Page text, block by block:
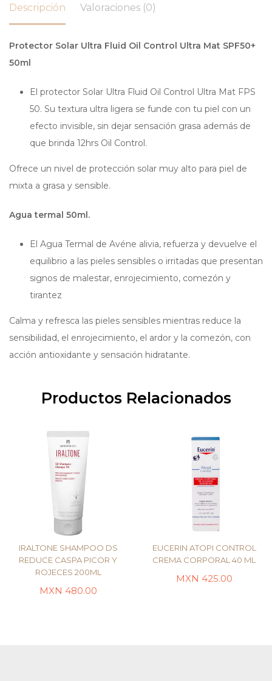
Descripción Valoraciones (0)
Protector Solar Ultra Fluid Oil Control Ultra Mat SPF50+
50ml
El protector Solar Ultra Fluid Oil Control Ultra Mat FPS
50. Su textura ultra ligera se funde con tu piel con un
efecto invisible, sin dejar sensación grasa además de
que brinda 12hrs Oil Control.
Ofrece un nivel de protección solar muy alto para piel de
mixta a grasa y sensible.
Agua termal 50ml.
El Agua Termal de Avéne alivia, refuerza y devuelve el
equilibrio a las pieles sensibles o irritadas que presentan
signos de malestar, enrojecimiento, comezón y
tirantez
Calma y refresca las pieles sensibles mientras reduce la
sensibilidad, el enrojecimiento, el ardor y la comezón, con
acción antioxidante y sensación hidratante.
Productos Relacionados
EUCERIN ATOPI CONTROL
CREMA CORPORAL 40 ML
425.00
LEER MÁS
IRALTONE SHAMPOO DS
REDUCE CASPA PICOR Y
ROJECES 200ML
480.00